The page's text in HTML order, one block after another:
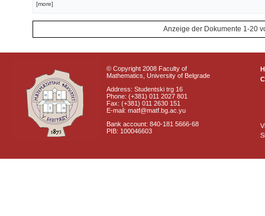
[more]
Anzeige der Dokumente 1-20
© Copyright 2008 Faculty of
Mathematics, University of Belgrade
Address: Studentski trg 16
Phone: (+381) 011 2027 801
Fax: (+381) 011 2630 151
E-mail: matf@matf.bg.ac.yu
Bank account: 840-181 5666-68
PIB: 100046603